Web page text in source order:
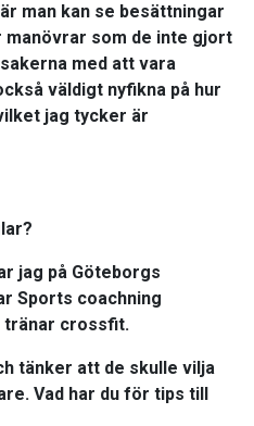
man kan se besättningar
som de inte gjort
med att vara
väldigt nyfikna på hur
jag tycker är
jag på Göteborgs
Sports coachning
tränar crossfit.
tänker att de skulle vilja
Vad har du för tips till